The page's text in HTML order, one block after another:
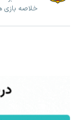
خلاصه بازی